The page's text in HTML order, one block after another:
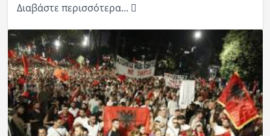
Διαβάστε περισσότερα...